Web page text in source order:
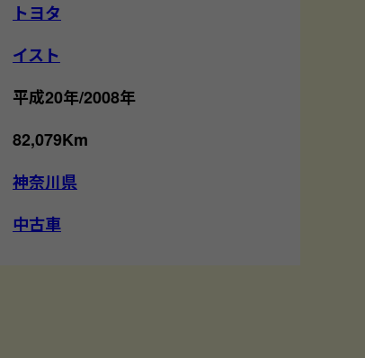
トヨタ
イスト
平成20年/2008年
82,079Km
神奈川県
中古車